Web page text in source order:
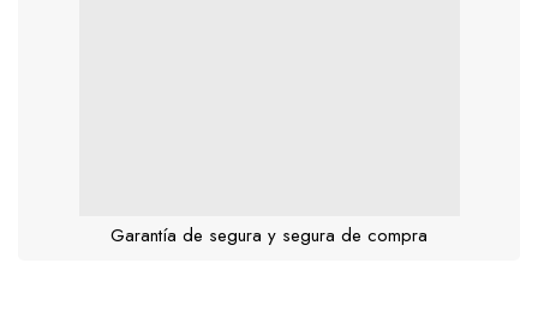
Garantía de segura y segura de compra